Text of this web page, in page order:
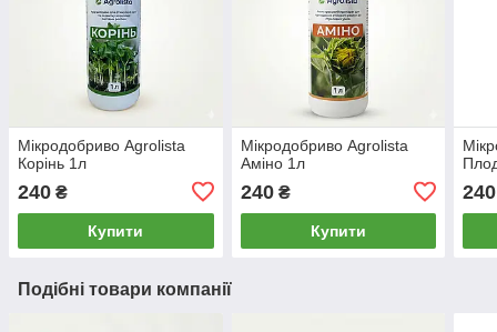
Мікродобриво Agrolista
Корінь 1л
240 ₴
Купити
Мікродобриво Agrolista
Аміно 1л
240₴
Купити
240
Подібні товари компанії